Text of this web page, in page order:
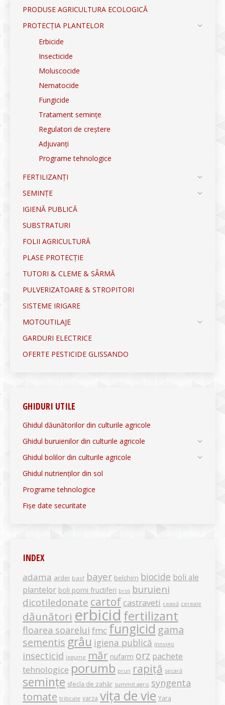
PRODUSE AGRICULTURA ECOLOGICĂ
PROTECȚIA PLANTELOR
Erbicide
Insecticide
Moluscocide
Nematocide
Fungicide
Tratament semințe
Regulatori de creștere
Adjuvanți
Programe tehnologice
FERTILIZANȚI
SEMINȚE
IGIENĂ PUBLICĂ
SUBSTRATURI
FOLII AGRICULTURĂ
PLASE PROTECȚIE
TUTORI & CLEME & SÂRMĂ
PULVERIZATOARE & STROPITORI
SISTEME IRIGARE
MOTOUTILAJE
GARDURI ELECTRICE
OFERTE PESTICIDE GLISSANDO
GHIDURI UTILE
Ghidul dăunătorilor din culturile agricole
Ghidul buruienilor din culturile agricole
Ghidul bolilor din culturile agricole
Ghidul nutrienților din sol
Programe tehnologice
Fișe date securitate
INDEX
adama ardei basf bayer belchim biocide boli ale
plantelor boli pomi fructiferi bros buruieni
dicotiledonate cartof castraveti ceapă cereale
dăunători erbicid fertilizant
floarea soarelui fmc fungicid gama
sementis grâu igiena publică innvigo
insecticid legume măr nufarm orz pachete
tehnologice porumb prun rapiță secară
semințe sfecla de zahăr summit agro syngenta
tomate triticale varza vița de vie Yara